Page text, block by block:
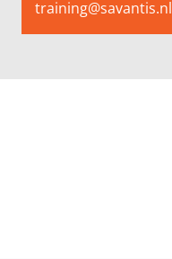
training@savantis.nl